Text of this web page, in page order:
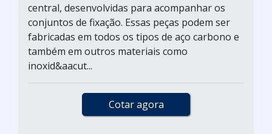
central, desenvolvidas para acompanhar os
conjuntos de fixação. Essas peças podem ser
fabricadas em todos os tipos de aço carbono e
também em outros materiais como
inoxid&aacut...
Cotar agora